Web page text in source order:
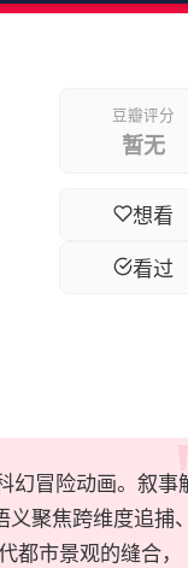
豆瓣评分
暂无
想看
看过
幻冒险动画。叙事
聚焦跨维度追捕、
市景观的缝合，